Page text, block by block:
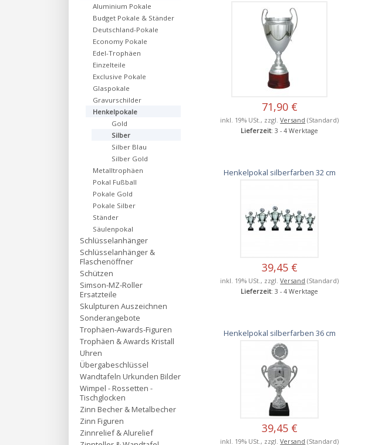
71,90 €
inkl. 19% USt., zzgl.Versand (Standard)
Lieferzeit: 3 - 4 Werktage
Henkelpokal silberfarben 32 cm
39,45 €
inkl. 19% USt., zzgl.Versand (Standard)
Lieferzeit: 3 - 4 Werktage
Henkelpokal silberfarben 36 cm
39,45 €
inkl. 19% USt., zzgl.Versand (Standard)
Aluminium Pokale
Budget Pokale & Ständer
Deutschland-Pokale
Economy Pokale
Edel-Trophäen
Einzelteile
Exclusive Pokale
Glaspokale
Gravurschilder
Henkelpokale
Gold
Silber
Silber Blau
Silber Gold
Metalltrophäen
Pokal Fußball
Pokale Gold
Pokale Silber
Ständer
Säulenpokal
Schlüsselanhänger
Schlüsselanhänger &
Flaschenöffner
Schützen
Simson-MZ-Roller
Ersatzteile
Skulpturen Auszeichnen
Sonderangebote
Trophäen-Awards-Figuren
Trophäen & Awards Kristall
Uhren
Übergabeschlüssel
Wandtafeln Urkunden Bilder
Wimpel - Rossetten -
Tischglocken
Zinn Becher & Metalbecher
Zinn Figuren
Zinnrelief & Alurelief